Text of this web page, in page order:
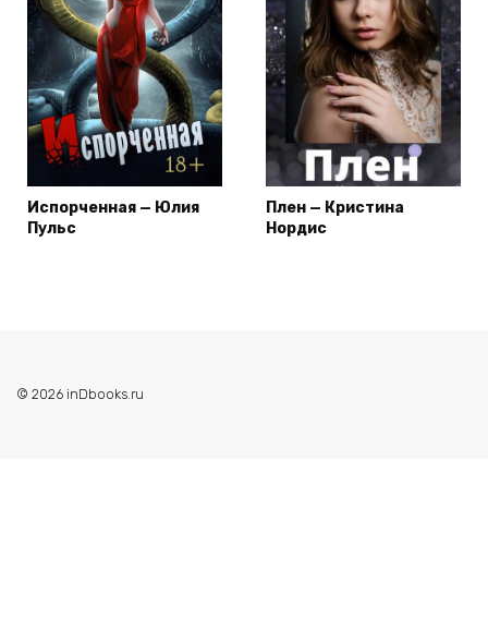
Испорченная — Юлия
Пульс
Плен — Кристина
Нордис
© 2026 inDbooks.ru